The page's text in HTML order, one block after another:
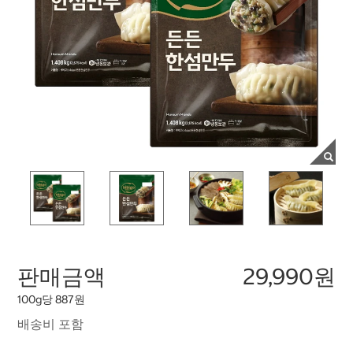
판매금액 29,990원
100g당 887원
배송비 포함